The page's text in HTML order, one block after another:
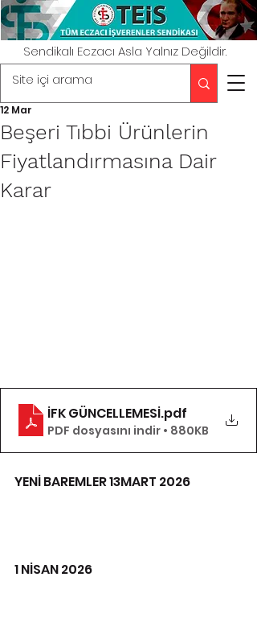
Sendikalı Eczacı Asla Yalnız Değildir.
Beşeri Tıbbi Ürünlerin
Fiyatlandırmasına Dair
Karar
12 Mar
İFK GÜNCELLEMESİ.pdf
PDF dosyasını indir • 880KB
YENİ BAREMLER 13MART 2026
1 NİSAN 2026